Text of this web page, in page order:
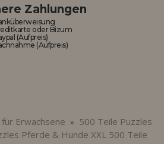
Zahlungen
oder Bizum
(Aufpreis)
(Aufpreis)
für Erwachsene » 500 Teile Puzzles
Pferde & Hunde XXL 500 Teile